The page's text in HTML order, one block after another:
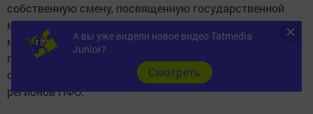
собственную смену, посвященную государственной
молодёжной политике под названием «Флагманы
молодежи». Смена собрала 350 участников и 60
проректоров образовательных организаций высшего
образования вузов, расположенных на территории
регионов ПФО.
А вы уже видели новое видео Tatmedia
Junior?
Cмотреть